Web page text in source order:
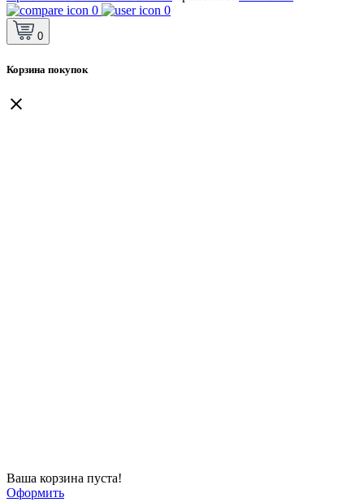
0
0
0
Корзина покупок
Ваша корзина пуста!
Оформить